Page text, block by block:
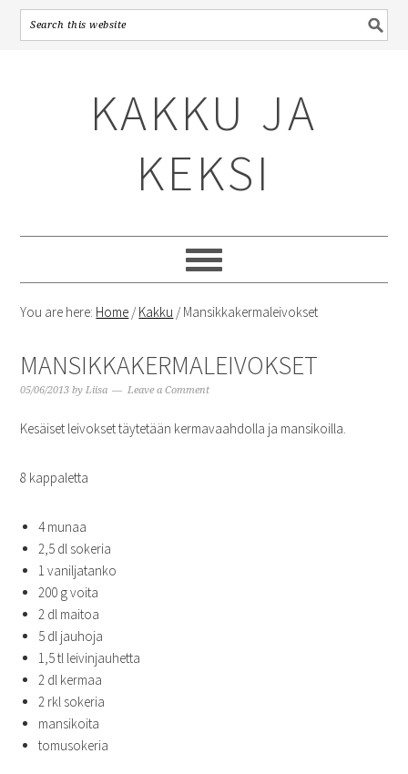
KAKKU JA
KEKSI
You are here: Home /Kakku /Mansikkakermaleivokset
MANSIKKAKERMALEIVOKSET
05/06/2013 byLiisa Leave a Comment
Kesäiset leivokset täytetään kermavaahdolla ja mansikoilla.
8 kappaletta
4 munaa
2,5 dl sokeria
1 vaniljatanko
200 g voita
2 dl maitoa
5 dl jauhoja
1,5 tl leivinjauhetta
2 dl kermaa
2 rkl sokeria
mansikoita
tomusokeria